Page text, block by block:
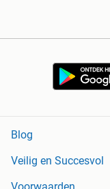
Blog
Veilig en Succesvol